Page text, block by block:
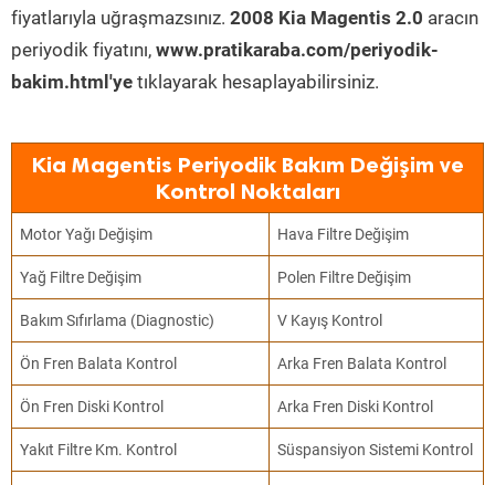
fiyatlarıyla uğraşmazsınız. 2008 Kia Magentis 2.0 aracın
periyodik fiyatını, www.pratikaraba.com/periyodik-
bakim.html'ye tıklayarak hesaplayabilirsiniz.
Kia Magentis Periyodik Bakım Değişim ve
Kontrol Noktaları
Motor Yağı Değişim Hava Filtre Değişim
Yağ Filtre Değişim Polen Filtre Değişim
Bakım Sıfırlama (Diagnostic) V Kayış Kontrol
Ön Fren Balata Kontrol Arka Fren Balata Kontrol
Ön Fren Diski Kontrol Arka Fren Diski Kontrol
Yakıt Filtre Km. Kontrol Süspansiyon Sistemi Kontrol